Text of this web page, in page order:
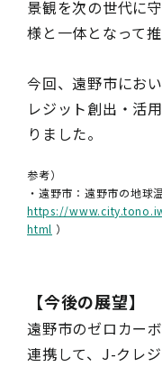
景観を次の世代に
様と一体となって
今回、遠野市にお
レジット創出・活
りました。
参考）
・遠野市：遠野市の地球
https://
html ）
【今後の展望】
遠野市のゼロカー
連携して、J-クレ